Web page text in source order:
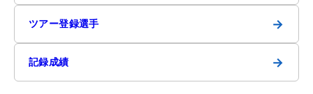
ツアー登録選手 →
記録成績 →